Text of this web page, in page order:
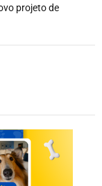
projeto de